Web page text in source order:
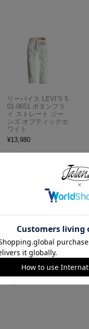
リーバイス LEVI’S 5
01-0651 ボタンフラ
イ ストレート ジー
ンズ オプティックホ
ワイト
¥13,980
アメリカンクラシッ
クス AMERICAN CL
ASSICS ムービーT
シャツ フォレストガ
ンプ ロゴ＆ベンチ